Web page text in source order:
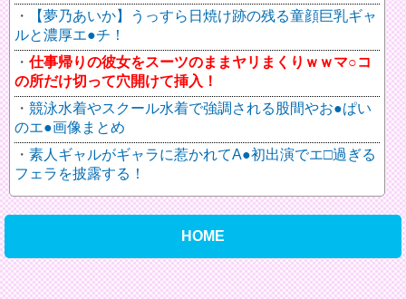
【夢乃あいか】うっすら日焼け跡の残る童顔巨乳ギャ
ルと濃厚エ●チ！
仕事帰りの彼女をスーツのままヤリまくりｗｗマ○コ
の所だけ切って穴開けて挿入！
競泳水着やスクール水着で強調される股間やお●ぱい
のエ●画像まとめ
素人ギャルがギャラに惹かれてA●初出演でエ□過ぎる
フェラを披露する！
HOME